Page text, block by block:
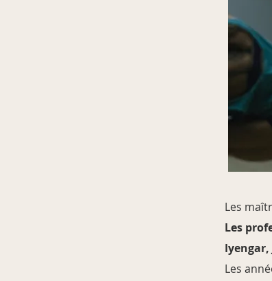
Les
Les
Les